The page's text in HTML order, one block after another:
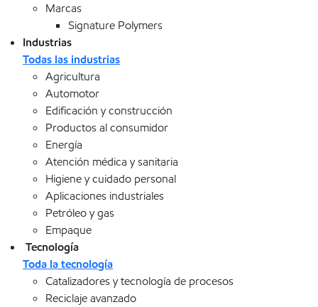
Marcas
Signature Polymers
Industrias
Todas las industrias
Agricultura
Automotor
Edificación y construcción
Productos al consumidor
Energía
Atención médica y sanitaria
Higiene y cuidado personal
Aplicaciones industriales
Petróleo y gas
Empaque
Tecnología
Toda la tecnología
Catalizadores y tecnología de procesos
Reciclaje avanzado